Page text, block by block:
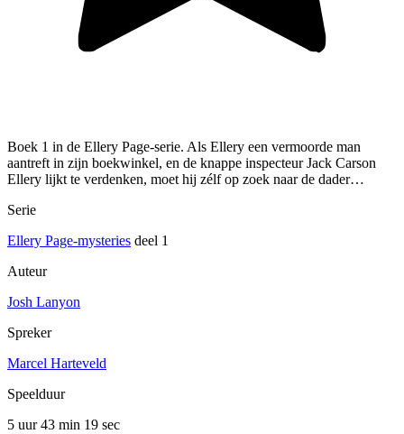
Boek 1 in de Ellery Page-serie. Als Ellery een vermoorde man
aantreft in zijn boekwinkel, en de knappe inspecteur Jack Carson
Ellery lijkt te verdenken, moet hij zélf op zoek naar de dader…
Serie
Ellery Page-mysteries deel 1
Auteur
Josh Lanyon
Spreker
Marcel Harteveld
Speelduur
5 uur 43 min 19 sec